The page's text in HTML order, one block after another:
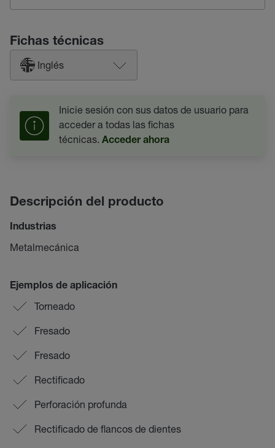
Fichas técnicas
Inglés
Inicie sesión con sus datos de usuario para
acceder a todas las fichas
técnicas. Acceder ahora
Descripción del producto
Industrias
Metalmecánica
Ejemplos de aplicación
Torneado
Fresado
Fresado
Rectificado
Perforación profunda
Rectificado de flancos de dientes